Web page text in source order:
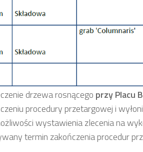
drzewa rosnącego przy Placu
procedury przetargowej i
wystawienia zlecenia na
termin zakończenia procedur